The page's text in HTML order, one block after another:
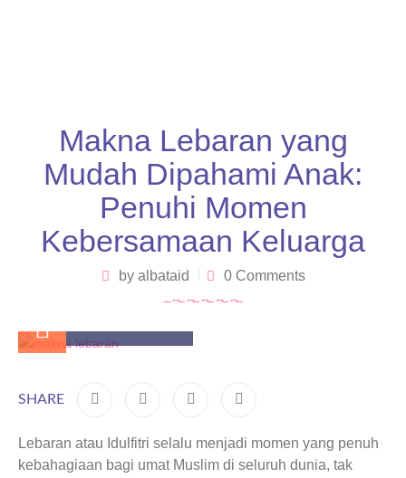
Makna Lebaran yang
Mudah Dipahami Anak:
Penuhi Momen
Kebersamaan Keluarga
by albataid 0 Comments
SHARE
Lebaran atau Idulfitri selalu menjadi momen yang penuh
kebahagiaan bagi umat Muslim di seluruh dunia, tak